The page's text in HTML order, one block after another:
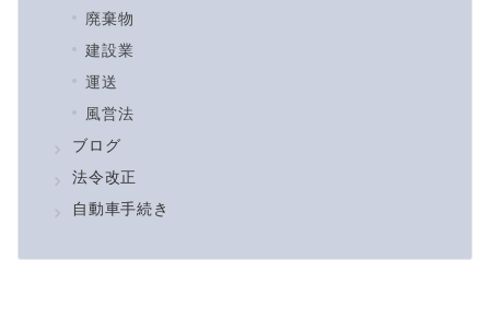
廃棄物
建設業
運送
風営法
ブログ
法令改正
自動車手続き